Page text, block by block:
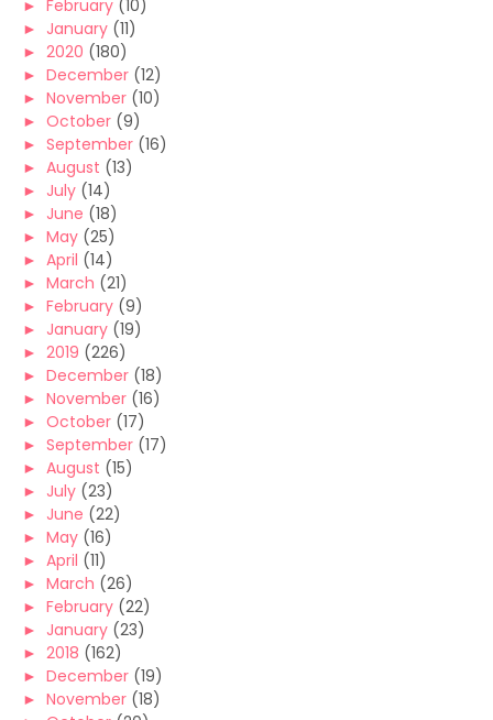
► February (10)
► January (11)
► 2020 (180)
► December (12)
► November (10)
► October (9)
► September (16)
► August (13)
► July (14)
► June (18)
► May (25)
► April (14)
► March (21)
► February (9)
► January (19)
► 2019 (226)
► December (18)
► November (16)
► October (17)
► September (17)
► August (15)
► July (23)
► June (22)
► May (16)
► April (11)
► March (26)
► February (22)
► January (23)
► 2018 (162)
► December (19)
► November (18)